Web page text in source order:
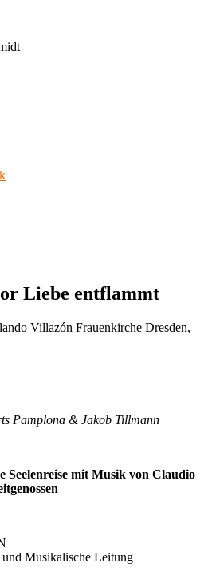
Liebe entflammt
Pamplona & Jakob Tillmann
Seelenreise mit Musik von Claudio
Musikalische Leitung